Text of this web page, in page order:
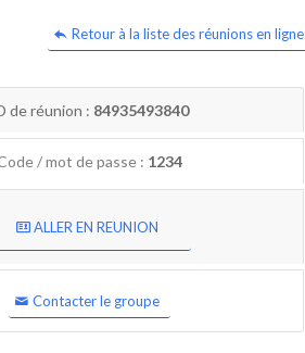
Retour à la liste des réunions en ligne
de réunion : 84935493840
/ mot de passe : 1234
ALLER EN REUNION
Contacter le groupe